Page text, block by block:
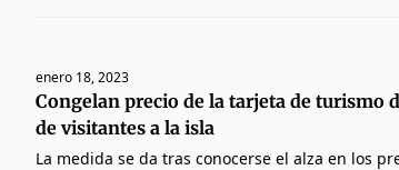
enero 18, 2023
Congelan precio de la tarjeta de turismo
de visitantes a la isla
La medida se da tras conocerse el alza en los